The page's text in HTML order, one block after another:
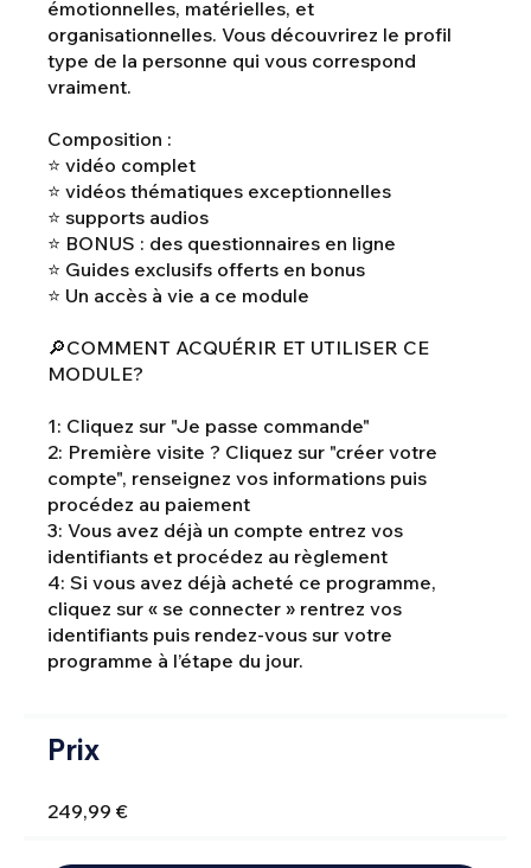
émotionnelles, matérielles, et
organisationnelles. Vous découvrirez le profil
type de la personne qui vous correspond
vraiment.
Composition :
⭐ vidéo complet
⭐ vidéos thématiques exceptionnelles
⭐ supports audios
⭐ BONUS : des questionnaires en ligne
⭐ Guides exclusifs offerts en bonus
⭐ Un accès à vie a ce module
🔎COMMENT ACQUÉRIR ET UTILISER CE
MODULE?
1: Cliquez sur "Je passe commande"
2: Première visite ? Cliquez sur "créer votre
compte", renseignez vos informations puis
procédez au paiement
3: Vous avez déjà un compte entrez vos
identifiants et procédez au règlement
4: Si vous avez déjà acheté ce programme,
cliquez sur « se connecter » rentrez vos
identifiants puis rendez-vous sur votre
programme à l’étape du jour.
Prix
249,99 €